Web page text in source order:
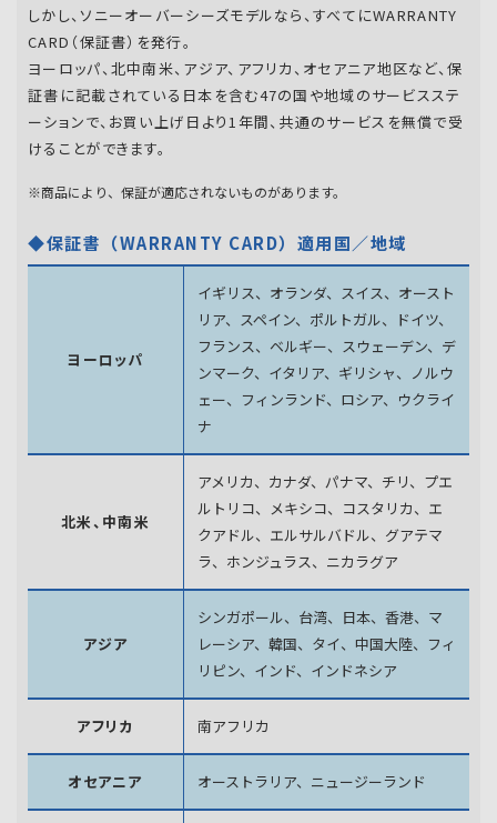
しかし、ソニーオーバーシーズモデルなら、すべてにWARRANTY
CARD（保証書）を発行。
ヨーロッパ、北中南米、アジア、アフリカ、オセアニア地区など、保
証書に記載されている日本を含む47の国や地域のサービスステ
ーションで、お買い上げ日より1年間、共通のサービスを無償で受
けることができます。
※商品により、保証が適応されないものがあります。
◆保証書（WARRANTY CARD）適用国／地域
ヨーロッパ
イギリス、オランダ、スイス、オースト
リア、スペイン、 ポルトガル、ドイツ、
フランス、ベルギー、スウェーデン、 デ
ンマーク、イタリア、ギリシャ、ノルウ
ェー、フィンランド、 ロシア、ウクライ
ナ
北米、中南米
アメリカ、カナダ、パナマ、チリ、プエ
ルトリコ、メキシコ、 コスタリカ、エ
クアドル、エルサルバドル、グアテマ
ラ、 ホンジュラス、ニカラグア
アジア
シンガポール、台湾、日本、香港、マ
レーシア、韓国、 タイ、中国大陸、フィ
リピン、インド、インドネシア
アフリカ 南アフリカ
オセアニア オーストラリア、ニュージーランド